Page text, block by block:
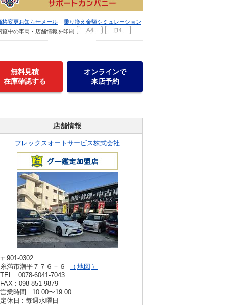
格変更お知らせメール
乗り換え金額シミュレーション
覧中の車両・店舗情報を印刷
無料見積
在庫確認する
オンラインで
来店予約
店舗情報
フレックスオートサービス株式会社
〒901-0302
糸満市潮平７７６－６
地図
TEL : 0078-6041-7043
FAX : 098-851-9879
営業時間 : 10:00〜19:00
定休日 : 毎週水曜日